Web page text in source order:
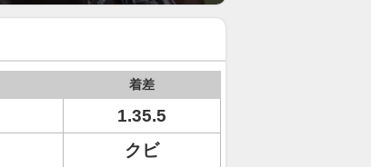
着差
1.35.5
クビ